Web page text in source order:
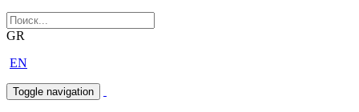
GR
EN
Toggle navigation